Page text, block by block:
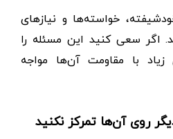
خواسته‌ها و نیازهای
اگر سعی کنید این مسئله را
با مقاومت آن‌ها مواجه